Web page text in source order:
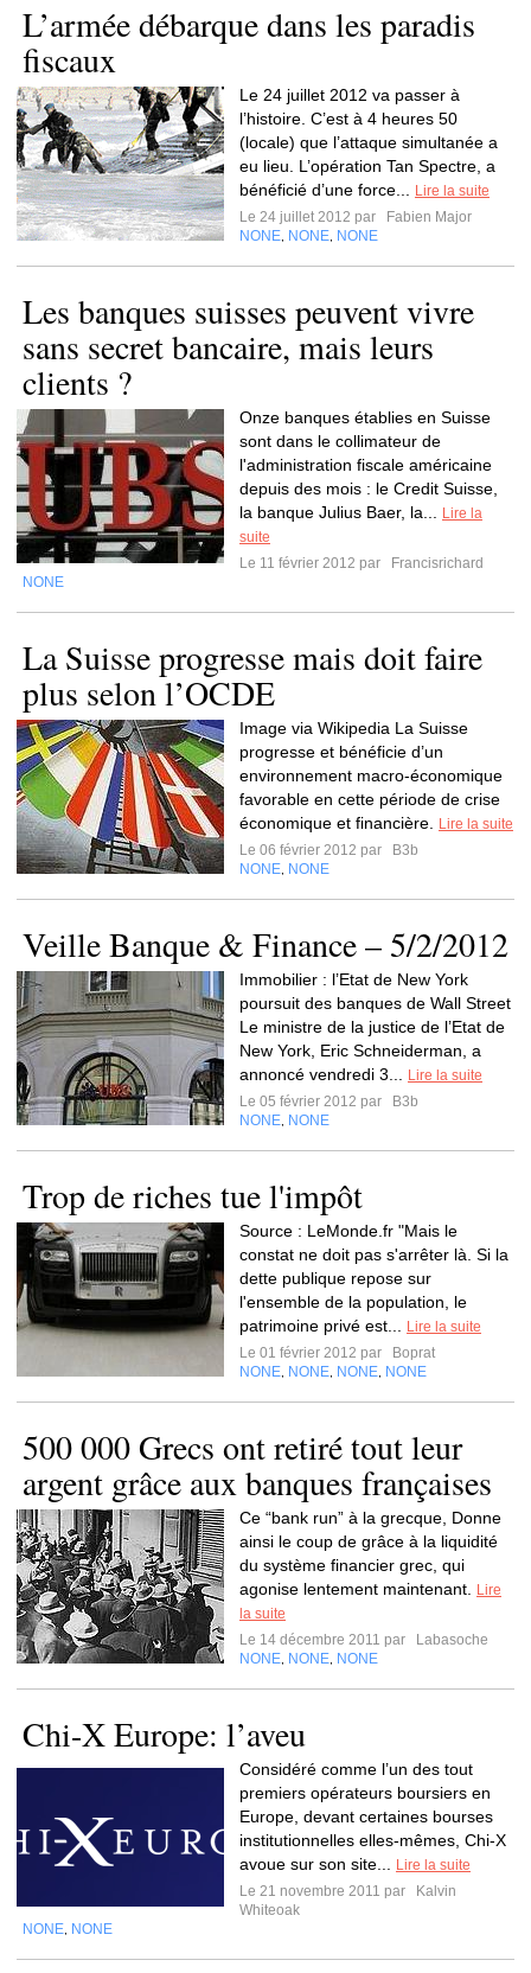
L’armée débarque dans les paradis
fiscaux
Le 24 juillet 2012 va passer à
l’histoire. C’est à 4 heures 50
(locale) que l’attaque simultanée a
eu lieu. L’opération Tan Spectre, a
bénéficié d’une force...
Lire la suite
Le 24 juillet 2012 par
Fabien Major
NONE NONE NONE
Les banques suisses peuvent vivre
sans secret bancaire, mais leurs
clients ?
Onze banques établies en Suisse
sont dans le collimateur de
l'administration fiscale américaine
depuis des mois : le Credit Suisse,
la banque Julius Baer, la...
Lire la
suite
Le 11 février 2012 par
Francisrichard
NONE
La Suisse progresse mais doit faire
plus selon l’OCDE
Image via Wikipedia La Suisse
progresse et bénéficie d’un
environnement macro-économique
favorable en cette période de crise
économique et financière.
Lire la suite
Le 06 février 2012 par
B3b
NONE NONE
Veille Banque & Finance – 5/2/2012
Immobilier : l’Etat de New York
poursuit des banques de Wall Street
Le ministre de la justice de l’Etat de
New York, Eric Schneiderman, a
annoncé vendredi 3...
Lire la suite
Le 05 février 2012 par
B3b
NONE NONE
Trop de riches tue l'impôt
Source : LeMonde.fr "Mais le
constat ne doit pas s'arrêter là. Si la
dette publique repose sur
l'ensemble de la population, le
patrimoine privé est...
Lire la suite
Le 01 février 2012 par
Boprat
NONE NONE NONE NONE
500 000 Grecs ont retiré tout leur
argent grâce aux banques françaises
Ce “bank run” à la grecque, Donne
ainsi le coup de grâce à la liquidité
du système financier grec, qui
agonise lentement maintenant.
Lire
la suite
Le 14 décembre 2011 par
Labasoche
NONE NONE NONE
Chi-X Europe: l’aveu
Considéré comme l’un des tout
premiers opérateurs boursiers en
Europe, devant certaines bourses
institutionnelles elles-mêmes, Chi-X
avoue sur son site...
Lire la suite
Le 21 novembre 2011 par
Kalvin
Whiteoak
NONE NONE